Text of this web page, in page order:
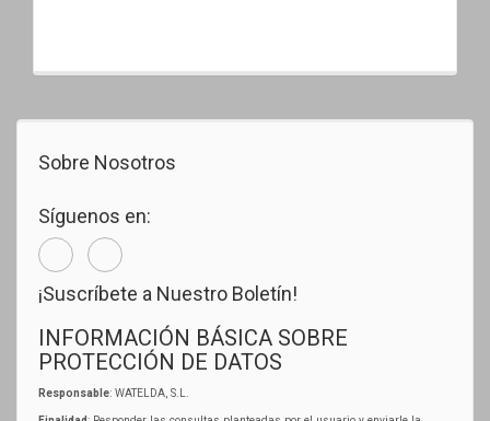
Sobre Nosotros
Síguenos en:
¡Suscríbete a Nuestro Boletín!
INFORMACIÓN BÁSICA SOBRE
PROTECCIÓN DE DATOS
Responsable: WATELDA, S.L.